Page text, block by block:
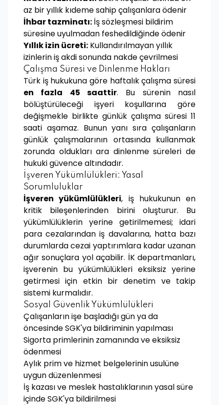
az bir yıllık kıdeme sahip çalışanlara ödenir
İhbar tazminatı: İş sözleşmesi bildirim
süresine uyulmadan feshedildiğinde ödenir
Yıllık izin ücreti: Kullandırılmayan yıllık
izinlerin iş akdi sonunda nakde çevrilmesi
Çalışma Süresi ve Dinlenme Hakları
Türk iş hukukuna göre haftalık çalışma süresi
en fazla 45 saattir. Bu sürenin nasıl
bölüştürüleceği işyeri koşullarına göre
değişmekle birlikte günlük çalışma süresi 11
saati aşamaz. Bunun yanı sıra çalışanların
günlük çalışmalarının ortasında kullanmak
zorunda oldukları ara dinlenme süreleri de
hukuki güvence altındadır.
İşveren Yükümlülükleri: Yasal
Sorumluluklar
İşveren yükümlülükleri, iş hukukunun en
kritik bileşenlerinden birini oluşturur. Bu
yükümlülüklerin yerine getirilmemesi; idari
para cezalarından iş davalarına, hatta bazı
durumlarda cezai yaptırımlara kadar uzanan
ağır sonuçlara yol açabilir. İK departmanları,
işverenin bu yükümlülükleri eksiksiz yerine
getirmesi için etkin bir denetim ve takip
sistemi kurmalıdır.
Sosyal Güvenlik Yükümlülükleri
Çalışanların işe başladığı gün ya da
öncesinde SGK'ya bildiriminin yapılması
Sigorta primlerinin zamanında ve eksiksiz
ödenmesi
Aylık prim ve hizmet belgelerinin usulüne
uygun düzenlenmesi
İş kazası ve meslek hastalıklarının yasal süre
içinde SGK'ya bildirilmesi